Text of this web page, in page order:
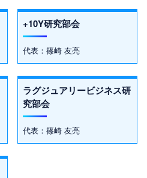
+10Y研究部会
代表：篠崎 友亮
ラグジュアリービジネス研
究部会
代表：篠崎 友亮